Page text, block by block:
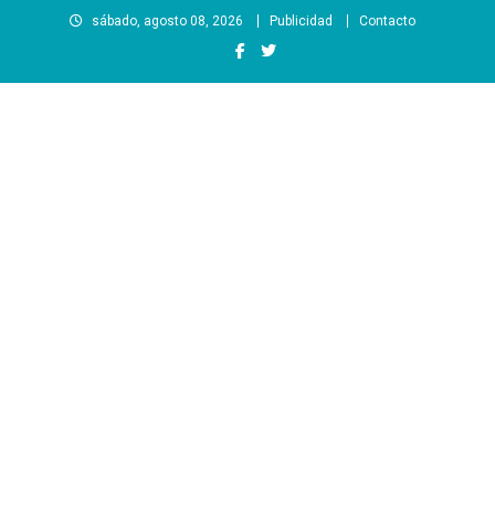
sábado, agosto 08, 2026 Publicidad Contacto